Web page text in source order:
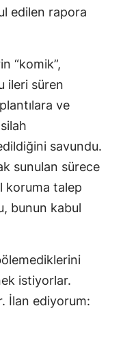
edilen rapora
“komik”,
ileri süren
ve
savundu.
sunulan sürece
koruma talep
bunun kabul
istiyorlar.
İlan ediyorum: